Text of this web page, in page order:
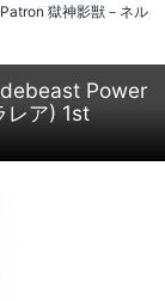
獄神影獣－ネル
Power
レア) 1st